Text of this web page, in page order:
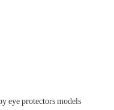
eye protectors models